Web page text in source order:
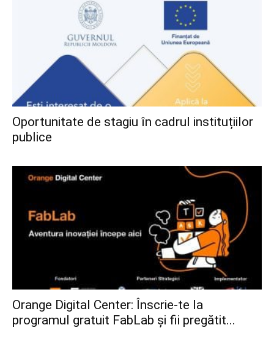
Oportunitate de stagiu în cadrul instituțiilor
publice
Orange Digital Center: Înscrie-te la
programul gratuit FabLab și fii pregătit...